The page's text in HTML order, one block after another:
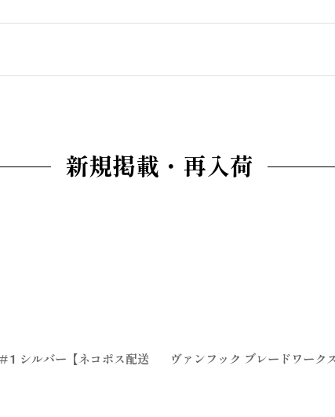
新規掲載・再入荷
1 シルバー【ネコポス配送
ヴァンフック ブレードワーク